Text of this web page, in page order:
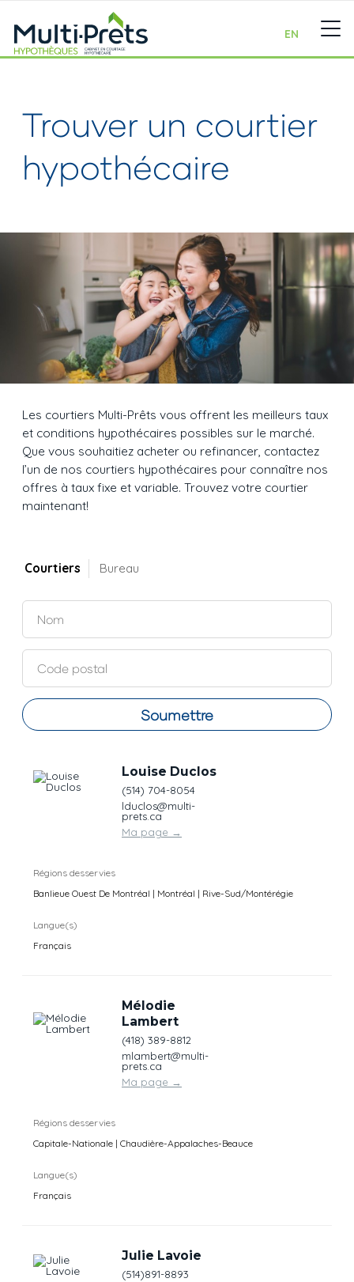
EN
Trouver un courtier
hypothécaire
Les courtiers Multi-Prêts vous offrent les meilleurs taux
et conditions hypothécaires possibles sur le marché.
Que vous souhaitiez acheter ou refinancer, contactez
l’un de nos courtiers hypothécaires pour connaître nos
offres à taux fixe et variable. Trouvez votre courtier
maintenant!
Courtiers Bureau
Soumettre
Louise Duclos
(514) 704-8054
lduclos@multi-
prets.ca
Ma page →
Régions desservies
Banlieue Ouest De Montréal | Montréal | Rive-Sud/Montérégie
Langue(s)
Français
Mélodie
Lambert
(418) 389-8812
mlambert@multi-
prets.ca
Ma page →
Régions desservies
Capitale-Nationale | Chaudière-Appalaches-Beauce
Langue(s)
Français
Julie Lavoie
(514)891-8893